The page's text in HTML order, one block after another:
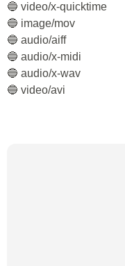
🔵 video/x-quicktime
🔵 image/mov
🔵 audio/aiff
🔵 audio/x-midi
🔵 audio/x-wav
🔵 video/avi